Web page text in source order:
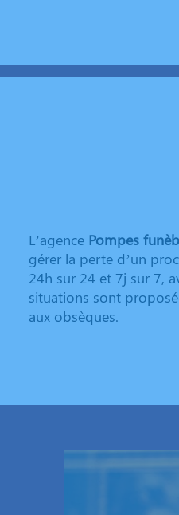
L’agence Pompes
gérer la perte d’un
24h sur 24 et 7j sur 7,
situations sont
aux obsèques.